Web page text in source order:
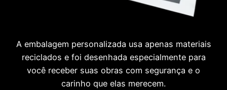
A embalagem personalizada usa apenas materiais
reciclados e foi desenhada especialmente para
você receber suas obras com segurança e o
carinho que elas merecem.